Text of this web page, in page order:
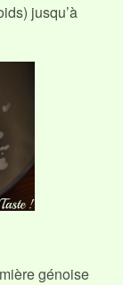
jusqu’à
génoise